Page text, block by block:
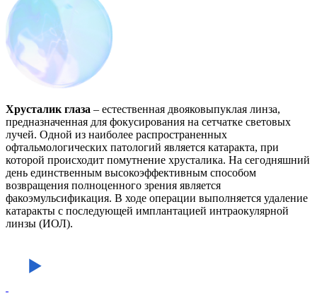
Хрусталик глаза – естественная двояковыпуклая линза,
предназначенная для фокусирования на сетчатке световых
лучей. Одной из наиболее распространенных
офтальмологических патологий является катаракта, при
которой происходит помутнение хрусталика. На сегодняшний
день единственным высокоэффективным способом
возвращения полноценного зрения является
факоэмульсификация. В ходе операции выполняется удаление
катаракты с последующей имплантацией интраокулярной
линзы (ИОЛ).